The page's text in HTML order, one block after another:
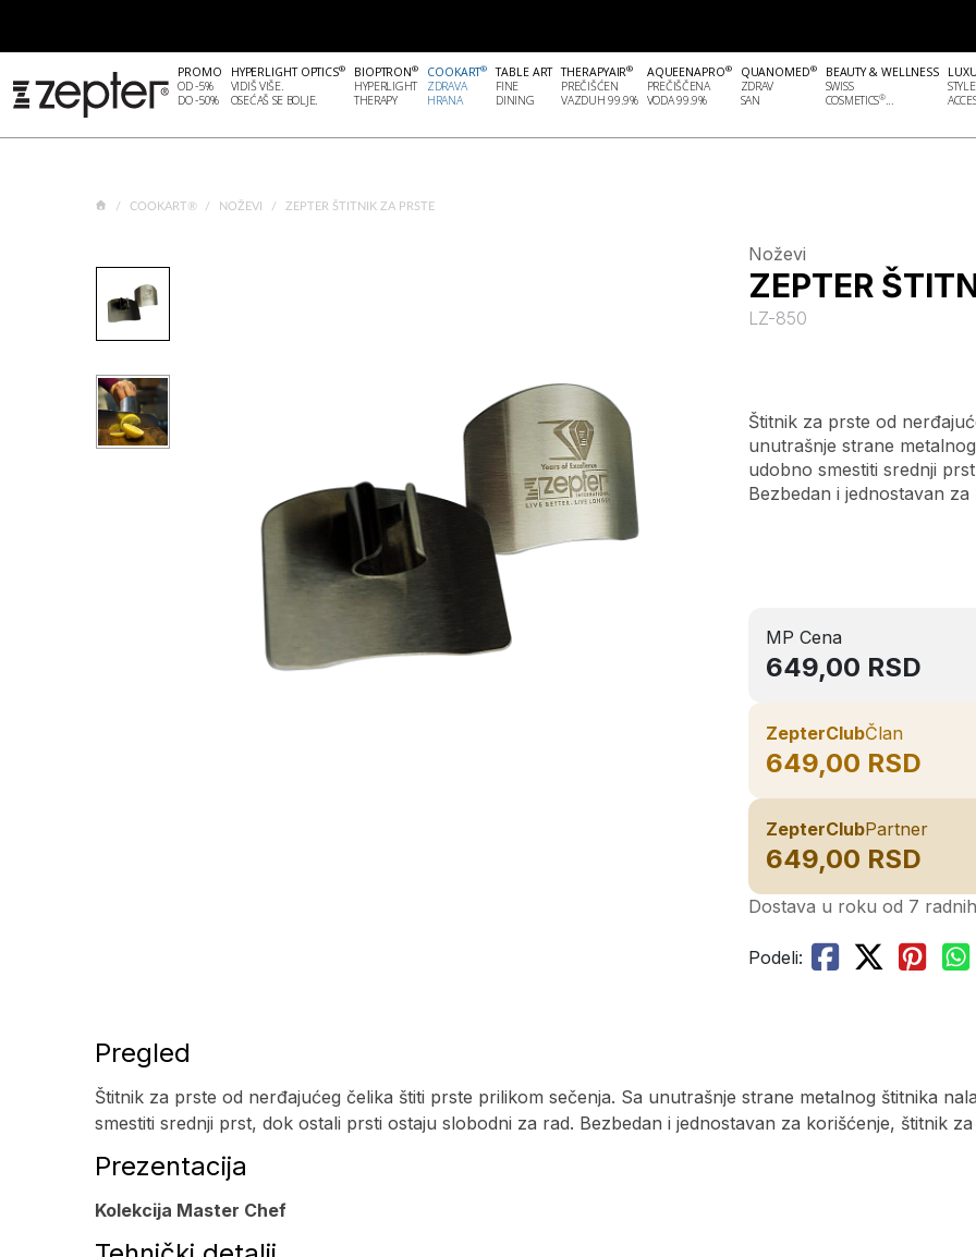
PROMO
OD -5%
DO -50%
HYPERLIGHT OPTICS®
VIDIŠ VIŠE.
OSEĆAŠ SE BOLJE.
BIOPTRON®
HYPERLIGHT
THERAPY
COOKART®
ZDRAVA
HRANA
TABLE ART
FINE
DINING
THERAPYAIR®
PREČIŠĆEN
VAZDUH 99.9%
AQUEENAPRO®
PREČIŠČENA
VODA 99.9%
QUANOMED®
ZDRAV
SAN
BEAUTY & WELLNESS
SWISS
COSMETICS®...
STYLE
COOKART® NOŽEVI ZEPTER ŠTITNIK ZA PRSTE
Noževi
ZEPTER
LZ-850
Štitnik za prste od
unutrašnje strane
udobno smestiti srednji
Bezbedan i jednostavan
MP Cena
649,00 RSD
ZepterClubČlan
649,00 RSD
ZepterClubPartner
649,00 RSD
Dostava u roku od 7
Podeli:
Pregled
Štitnik za prste od nerđajućeg čelika štiti prste prilikom sečenja. Sa unutrašnje strane metalnog štitnika
smestiti srednji prst, dok ostali prsti ostaju slobodni za rad. Bezbedan i jednostavan za korišćenje, štitnik
Prezentacija
Kolekcija Master Chef